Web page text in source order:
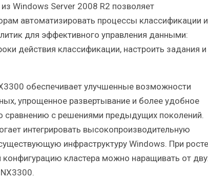
Windows Server 2008 R2 позволяет
автоматизировать процессы классификации и
для эффективного управления данными:
действия классификации, настроить задания и
обеспечивает улучшенные возможности
упрощенное развертывание и более удобное
сравнению с решениями предыдущих поколений.
интегрировать высокопроизводительную
инфраструктуру Windows. При росте
конфигурацию кластера можно наращивать от